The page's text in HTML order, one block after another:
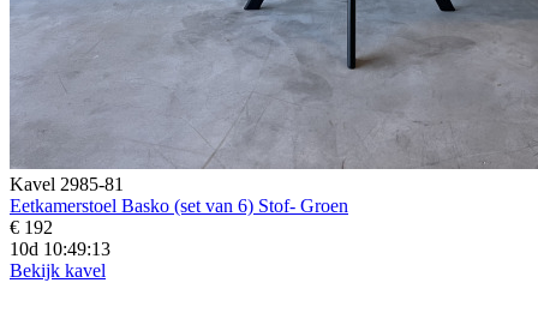
Kavel 2985-81
Eetkamerstoel Basko (set van 6) Stof- Groen
€ 192
10d 10:49:11
Bekijk kavel